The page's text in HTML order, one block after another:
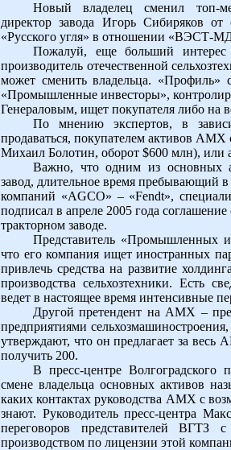
Новый владелец сменил топ-
директор завода Игорь Сибиряков
«Русского угля» в отношении «ВЭСТ-
Пожалуй, еще больший интерес
производитель отечественной
может сменить владельца.
«Промышленные инвесторы»,
Генераловым, ищет покупателя либо на
По мнению экспертов, в
продаваться, покупателем активов АМХ
Михаил Болотин, оборот $600 млн), или
Важно, что одним из основных
завод, длительное время пребывающий
компаний «AGCO» – «Fendt»,
подписал в апреле 2005 года
тракторном заводе.
Представитель «Промышленных
что его компания ищет иностранных
привлечь средства на развитие
производства сельхозтехники. Есть
ведет в настоящее время интенсивные
Другой претендент на АМХ –
предприятиями
утверждают, что он предлагает за
получить 200.
В пресс-центре
смене владельца основных активов
каких контактах руководства АМХ с
знают. Руководитель пресс-центра
переговоров представителей
производством по лицензии этой